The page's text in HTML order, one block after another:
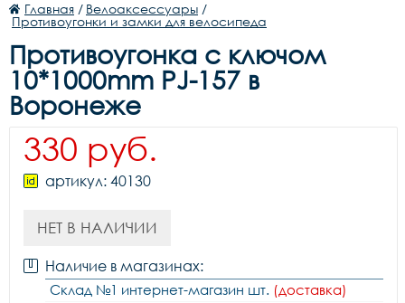
Главная / Велоаксессуары /
Противоугонки и замки для велосипеда
Противоугонка с ключом
10*1000mm PJ-157 в
Воронеже
330 руб.
артикул: 40130
НЕТ В НАЛИЧИИ
Наличие в магазинах:
Склад №1 интернет-магазин шт. (доставка)